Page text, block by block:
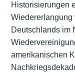
Historisierungen
Wiedererlangung
Deutschlands im
amerikanischen